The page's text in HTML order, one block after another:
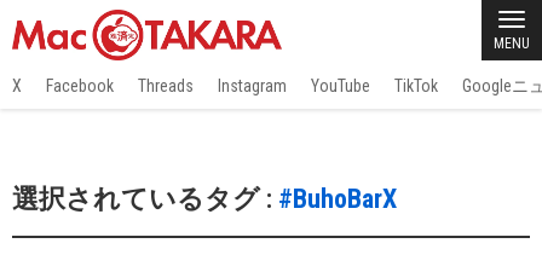
MENU
X Facebook Threads Instagram YouTube TikTok Googleニ
選択されているタグ : #BuhoBarX